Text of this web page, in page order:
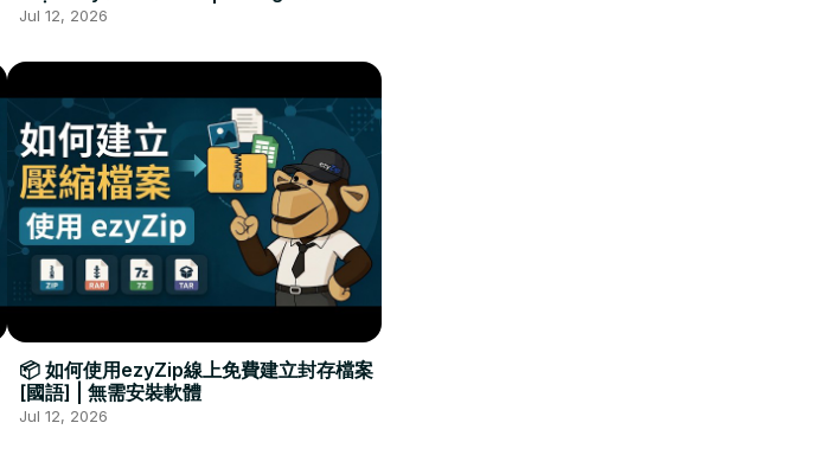
Đặt Phần Mềm
Jul 12, 2026
📦 如何使用ezyZip線上免費建立封存檔案
[國語] | 無需安裝軟體
Jul 12, 2026